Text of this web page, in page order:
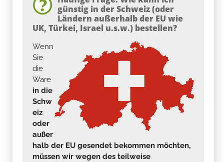
günstig in der Schweiz (oder
Ländern außerhalb der EU wie
UK, Türkei, Israel u.s.w.) bestellen?
Wenn
Sie
die
Ware
in die
Schw
eiz
oder
außer
halb der EU gesendet bekommen möchten,
müssen wir wegen des teilweise